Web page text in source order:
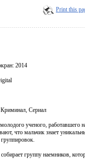
Print this
2014
Сериал
ученого, работавшего
что мальчик знает
группу наемников,